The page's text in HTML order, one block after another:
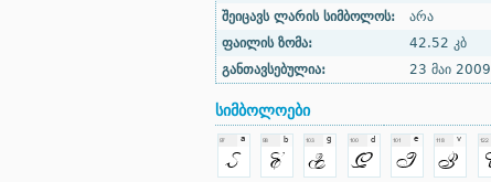
შეიცავს ლარის სიმბოლოს:
არა
ფაილის ზომა:
42.52 კბ
განთავსებულია:
23 მაი 2009
სიმბოლოები